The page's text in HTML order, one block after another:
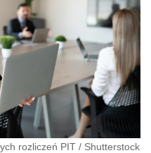
rozliczeń PIT / Shutterstock